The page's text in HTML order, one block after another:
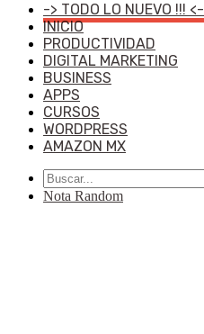
-> TODO LO NUEVO !!! <-
INICIO
PRODUCTIVIDAD
DIGITAL MARKETING
BUSINESS
APPS
CURSOS
WORDPRESS
AMAZON MX
Nota Random